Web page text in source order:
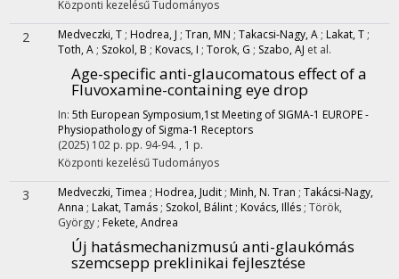
Központi kezelésűTudományos
2 Medveczki, T ; Hodrea, J ; Tran, MN ; Takacsi-Nagy, A ; Lakat, T ;
Toth, A ; Szokol, B ; Kovacs, I ; Torok, G ; Szabo, AJ et al.
Age-specific anti-glaucomatous effect of a
Fluvoxamine-containing eye drop
In: 5th European Symposium,1st Meeting of SIGMA-1 EUROPE -
Physiopathology of Sigma-1 Receptors
(2025) 102 p. pp. 94-94. , 1 p.
Központi kezelésűTudományos
3 Medveczki, Timea ; Hodrea, Judit ; Minh, N. Tran ; Takácsi-Nagy,
Anna ; Lakat, Tamás ; Szokol, Bálint ; Kovács, Illés ; Török,
György ; Fekete, Andrea
Új hatásmechanizmusú anti-glaukómás
szemcsepp preklinikai fejlesztése